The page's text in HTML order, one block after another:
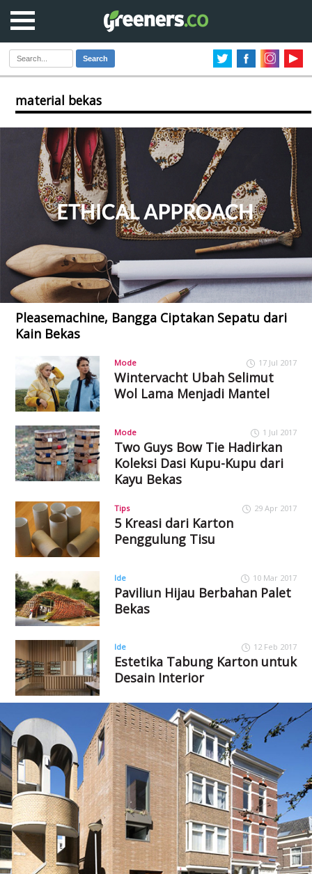
Search
material bekas
Pleasemachine, Bangga Ciptakan Sepatu dari
Kain Bekas
Mode 17 Jul 2017
Wintervacht Ubah Selimut
Wol Lama Menjadi Mantel
Mode 1 Jul 2017
Two Guys Bow Tie Hadirkan
Koleksi Dasi Kupu-Kupu dari
Kayu Bekas
Tips 29 Apr 2017
5 Kreasi dari Karton
Penggulung Tisu
Ide 10 Mar 2017
Paviliun Hijau Berbahan Palet
Bekas
Ide 12 Feb 2017
Estetika Tabung Karton untuk
Desain Interior